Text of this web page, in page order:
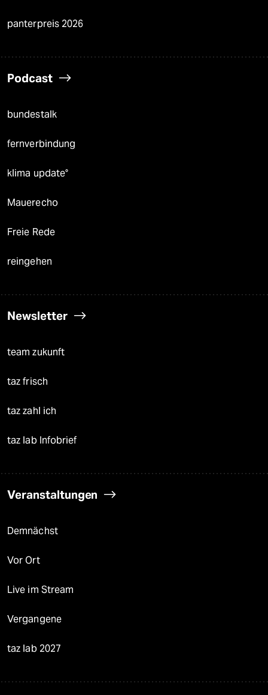
panterpreis 2026
Podcast
bundestalk
fernverbindung
klima update°
Mauerecho
Freie Rede
reingehen
Newsletter
team zukunft
taz frisch
taz zahl ich
taz lab Infobrief
Veranstaltungen
Demnächst
Vor Ort
Live im Stream
Vergangene
taz lab 2027